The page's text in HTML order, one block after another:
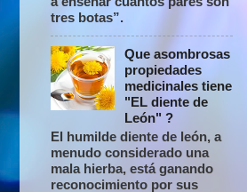
tres botas”.
Que asombrosas
propiedades
medicinales tiene
"EL diente de
León" ?
El humilde diente de león, a
menudo considerado una
mala hierba, está ganando
reconocimiento por sus